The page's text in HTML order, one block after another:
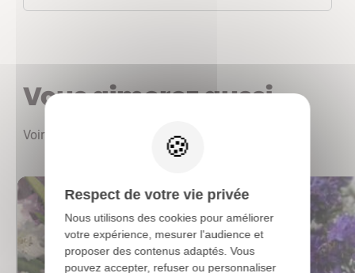
Vous aimerez aussi
Voir les autres produits
Respect de votre vie privée
Nous utilisons des cookies pour améliorer
votre expérience, mesurer l'audience et
proposer des contenus adaptés. Vous
pouvez accepter, refuser ou personnaliser